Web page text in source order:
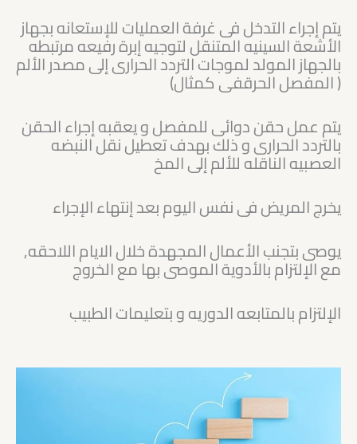
يتم إجراء التدخل فى غرفة العمليات للإستعانه بجهاز
الأشعة السينيه المتنقل لتوجيه إبرة رفيعه مرتبطه
بالجهاز المولد لموجات التردد الحرارى إلى مصدر الألم
( المفصل الحرقفى كمثال)
يتم عمل حقن دوائى للمفصل و يعقبه إجراء الحقن
بالتردد الحرارى و ذلك بهدف تعطيل نقل النبضه
العصبيه الناقله للألم إلى المخ
يخرج المريض فى نفس اليوم بعد إنتهاء الإجراء
يوصى بتجنب الأعمال المجهدة خلال الايام اللاحقه,
مع الإلتزام بالأدوية الموصى بها مع الخروج
الإلتزام بالمتابعه الدوريه و بتعليمات الطبيب